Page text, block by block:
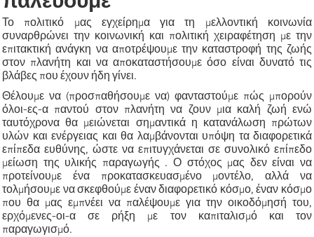
Το πολιτικό μας εγχείρημα για τη μελλοντική κοινωνία
συναρθρώνει την κοινωνική και πολιτική χειραφέτηση με την
επιτακτική ανάγκη να αποτρέψουμε την καταστροφή της ζωής
στον πλανήτη και να αποκαταστήσουμε όσο είναι δυνατό τις
βλάβες που έχουν ήδη γίνει.
Θέλουμε να (προσπαθήσουμε να) φανταστούμε πώς μπορούν
όλοι-ες-α παντού στον πλανήτη να ζουν μια καλή ζωή ενώ
ταυτόχρονα θα μειώνεται σημαντικά η κατανάλωση πρώτων
υλών και ενέργειας και θα λαμβάνονται υπόψη τα διαφορετικά
επίπεδα ευθύνης, ώστε να επιτυγχάνεται σε συνολικό επίπεδο
μείωση της υλικής παραγωγής . Ο στόχος μας δεν είναι να
προτείνουμε ένα προκατασκευασμένο μοντέλο, αλλά να
τολμήσουμε να σκεφθούμε έναν διαφορετικό κόσμο, έναν κόσμο
που θα μας εμπνέει να παλέψουμε για την οικοδόμησή του,
ερχόμενες-οι-α σε ρήξη με τον καπιταλισμό και τον
παραγωγισμό.